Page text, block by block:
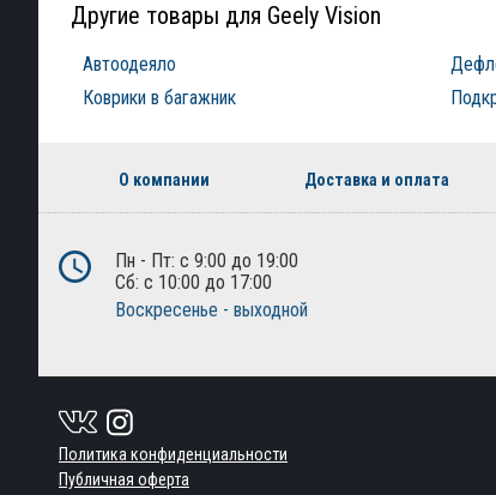
Другие товары для Geely Vision
Автоодеяло
Коврики в багажник
О компании Доставка и оплата
Пн - Пт: с 9:00 до 19:00
Сб: с 10:00 до 17:00
Воскресенье - выходной
Политика конфиденциальности
Публичная оферта